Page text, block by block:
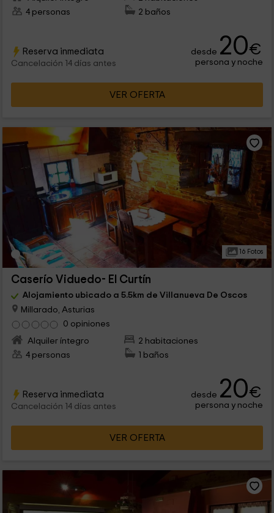
4 personas
2 baños
Reserva inmediata
Cancelación 14 días antes
desde 20€
persona y noche
VER OFERTA
16 Fotos
Caserío Viduedo- El Curtín
Alojamiento ubicado a 5.5km de Villanueva De Oscos
Millarado, Asturias
0 opiniones
Alquiler íntegro
2 habitaciones
4 personas
1 baños
Reserva inmediata
Cancelación 14 días antes
desde 20€
persona y noche
VER OFERTA